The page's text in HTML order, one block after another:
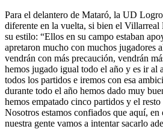
Para el delantero de Mataró, la UD
diferente en la vuelta, si bien el Villarreal
su estilo: “Ellos en su campo estaban
apretaron mucho con muchos jugadores
vendrán con más precaución, vendrán
hemos jugado igual todo el año y es ir al
todos los partidos e iremos con esa
durante todo el año hemos dado muy
hemos empatado cinco partidos y el
Nosotros estamos confiados que aquí,
nuestra gente vamos a intentar sacarlo